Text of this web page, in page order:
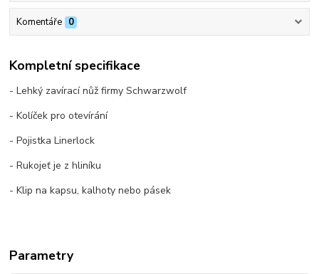
Komentáře 0
Kompletní specifikace
- Lehký zavírací nůž firmy Schwarzwolf
- Kolíček pro otevírání
- Pojistka Linerlock
- Rukojeť je z hliníku
- Klip na kapsu, kalhoty nebo pásek
Parametry